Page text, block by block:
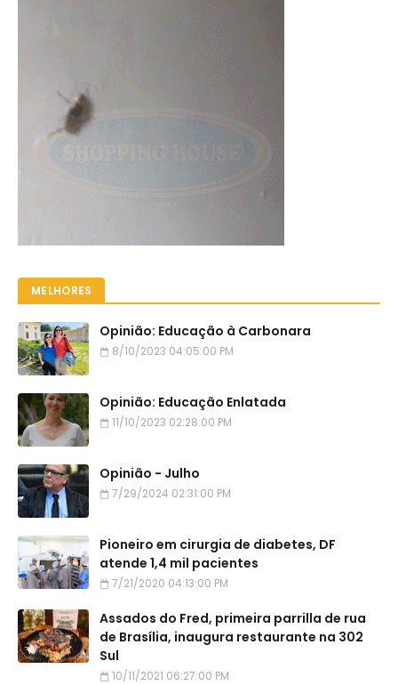
MELHORES
Opinião: Educação à Carbonara
8/10/2023 04:05:00 PM
Opinião: Educação Enlatada
11/10/2023 02:28:00 PM
Opinião - Julho
7/29/2024 02:31:00 PM
Pioneiro em cirurgia de diabetes, DF
atende 1,4 mil pacientes
7/21/2020 04:13:00 PM
Assados do Fred, primeira parrilla de rua
de Brasília, inaugura restaurante na 302
Sul
10/11/2021 06:27:00 PM